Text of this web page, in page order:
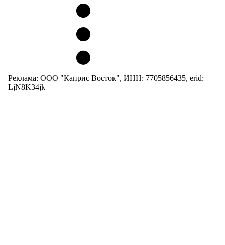
Реклама: ООО "Каприс Восток", ИНН: 7705856435, erid:
LjN8K34jk